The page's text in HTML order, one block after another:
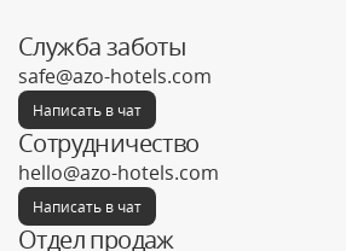
Служба заботы
safe@azo-hotels.com
Написать в чат
Сотрудничество
hello@azo-hotels.com
Написать в чат
Отдел продаж